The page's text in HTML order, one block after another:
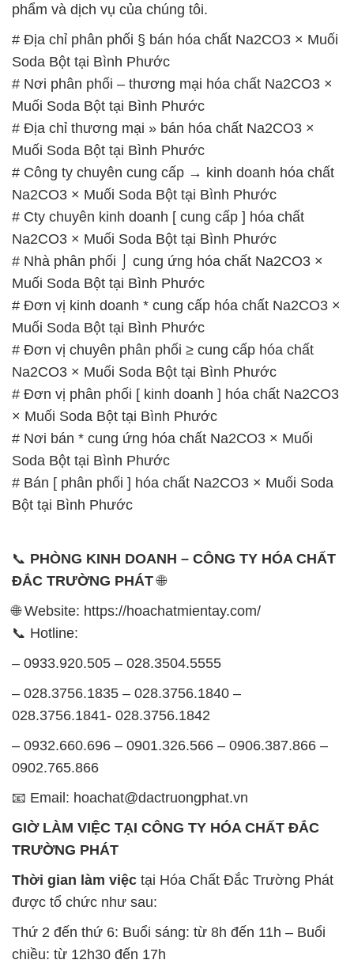
phẩm và dịch vụ của chúng tôi.
# Địa chỉ phân phối § bán hóa chất Na2CO3 × Muối
Soda Bột tại Bình Phước
# Nơi phân phối – thương mại hóa chất Na2CO3 ×
Muối Soda Bột tại Bình Phước
# Địa chỉ thương mại » bán hóa chất Na2CO3 ×
Muối Soda Bột tại Bình Phước
# Công ty chuyên cung cấp → kinh doanh hóa chất
Na2CO3 × Muối Soda Bột tại Bình Phước
# Cty chuyên kinh doanh [ cung cấp ] hóa chất
Na2CO3 × Muối Soda Bột tại Bình Phước
# Nhà phân phối ⌡ cung ứng hóa chất Na2CO3 ×
Muối Soda Bột tại Bình Phước
# Đơn vị kinh doanh * cung cấp hóa chất Na2CO3 ×
Muối Soda Bột tại Bình Phước
# Đơn vị chuyên phân phối ≥ cung cấp hóa chất
Na2CO3 × Muối Soda Bột tại Bình Phước
# Đơn vị phân phối [ kinh doanh ] hóa chất Na2CO3
× Muối Soda Bột tại Bình Phước
# Nơi bán * cung ứng hóa chất Na2CO3 × Muối
Soda Bột tại Bình Phước
# Bán [ phân phối ] hóa chất Na2CO3 × Muối Soda
Bột tại Bình Phước
📞 PHÒNG KINH DOANH – CÔNG TY HÓA CHẤT
ĐẮC TRƯỜNG PHÁT🌐
🌐 Website: https://hoachatmientay.com/
📞 Hotline:
– 0933.920.505 – 028.3504.5555
– 028.3756.1835 – 028.3756.1840 –
028.3756.1841- 028.3756.1842
– 0932.660.696 – 0901.326.566 – 0906.387.866 –
0902.765.866
📧 Email: hoachat@dactruongphat.vn
GIỜ LÀM VIỆC TẠI CÔNG TY HÓA CHẤT ĐẮC
TRƯỜNG PHÁT
Thời gian làm việc tại Hóa Chất Đắc Trường Phát
được tổ chức như sau:
Thứ 2 đến thứ 6: Buổi sáng: từ 8h đến 11h – Buổi
chiều: từ 12h30 đến 17h